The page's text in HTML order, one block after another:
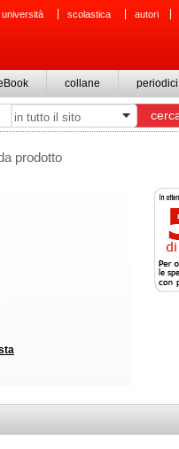
università scolastica autori
collane periodici
prodotto